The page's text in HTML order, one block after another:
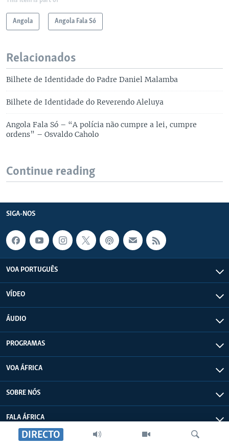
DIRECTO
Angola Angola Fala Só
Relacionados
Bilhete de Identidade do Padre Daniel Malamba
Bilhete de Identidade do Reverendo Aleluya
Angola Fala Só – “A polícia não cumpre a lei, cumpre
ordens” – Osvaldo Caholo
Continue reading
SIGA-NOS
VOA PORTUGUÊS
VÍDEO
ÁUDIO
PROGRAMAS
VOA ÁFRICA
SOBRE NÓS
FALA ÁFRICA